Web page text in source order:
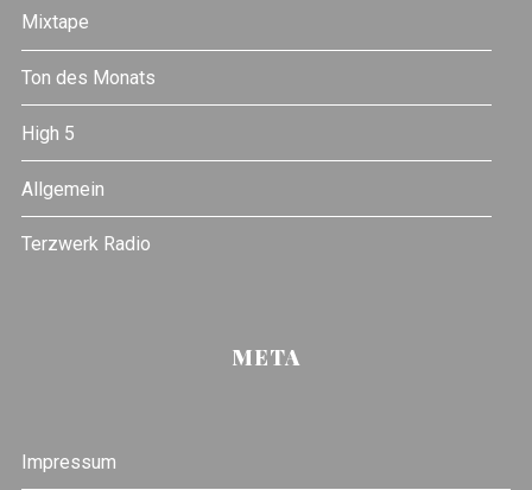
Mixtape
Ton des Monats
High 5
Allgemein
Terzwerk Radio
META
Impressum